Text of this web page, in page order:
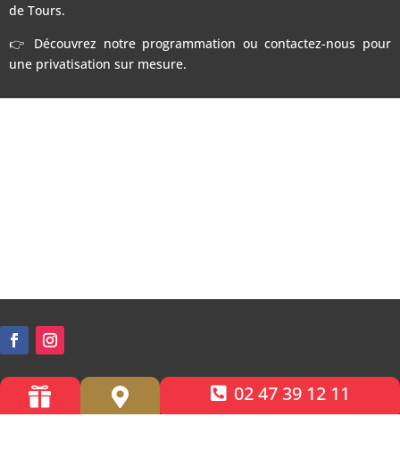
de Tours.
👉 Découvrez notre programmation ou contactez-nous pour
une privatisation sur mesure.
Accessibilité PMR
  02 47 39 12 11